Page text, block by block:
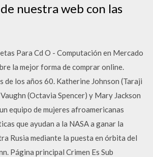
nuestra web con las
Para Cd O - Computación en Mercado
la mejor forma de comprar online.
de los años 60. Katherine Johnson (Taraji
(Octavia Spencer) y Mary Jackson
equipo de mujeres afroamericanas
que ayudan a la NASA a ganar la
Rusia mediante la puesta en órbita del
Página principal Crimen Es Sub